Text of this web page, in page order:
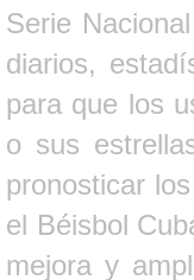
Serie
diarios,
para que los
o sus
pronosticar
el Béisbol
mejora y